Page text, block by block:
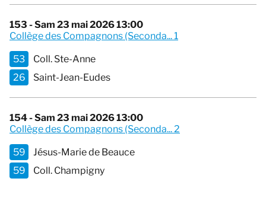
153 - Sam 23 mai 2026 13:00
Collège des Compagnons (Seconda... 1
53
Coll. Ste-Anne
26
Saint-Jean-Eudes
154 - Sam 23 mai 2026 13:00
Collège des Compagnons (Seconda... 2
59
Jésus-Marie de Beauce
59
Coll. Champigny